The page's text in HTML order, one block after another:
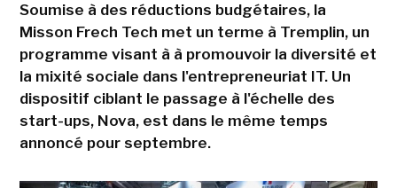
Soumise à des réductions budgétaires, la
Misson Frech Tech met un terme à Tremplin, un
programme visant à à promouvoir la diversité et
la mixité sociale dans l'entrepreneuriat IT. Un
dispositif ciblant le passage à l'échelle des
start-ups, Nova, est dans le même temps
annoncé pour septembre.